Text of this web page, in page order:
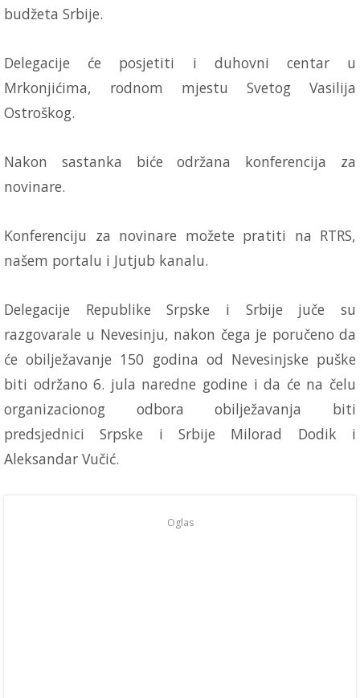
budžeta Srbije.
Delegacije će posjetiti i duhovni centar u
Mrkonjićima, rodnom mjestu Svetog Vasilija
Ostroškog.
Nakon sastanka biće održana konferencija za
novinare.
Konferenciju za novinare možete pratiti na RTRS,
našem portalu i Jutjub kanalu.
Delegacije Republike Srpske i Srbije juče su
razgovarale u Nevesinju, nakon čega je poručeno da
će obilježavanje 150 godina od Nevesinjske puške
biti održano 6. jula naredne godine i da će na čelu
organizacionog odbora obilježavanja biti
predsjednici Srpske i Srbije Milorad Dodik i
Aleksandar Vučić.
Oglas